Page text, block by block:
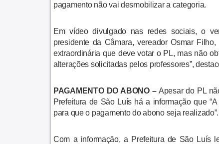
pagamento não vai desmobilizar a categoria.
Em vídeo divulgado nas redes sociais, o
presidente da Câmara, vereador Osmar
extraordinária que deve votar o PL, mas não
alterações solicitadas pelos professores”,
PAGAMENTO DO ABONO –Apesar do PL
Prefeitura de São Luís há a informação que
para que o pagamento do abono seja realizado”.
Com a informação, a Prefeitura de São Luís